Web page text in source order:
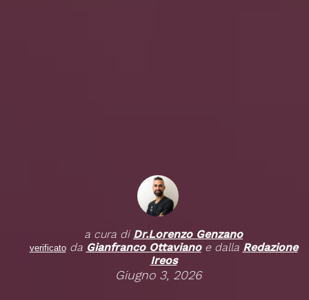
a cura di Dr.Lorenzo Genzano
verificatoda Gianfranco Ottavianoe dalla Redazione
Ireos
Giugno 3, 2026